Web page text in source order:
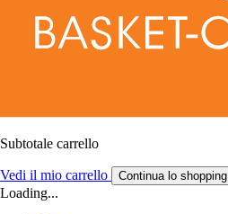
Subtotale carrello
Vedi il mio carrello Continua lo shopping
Loading...